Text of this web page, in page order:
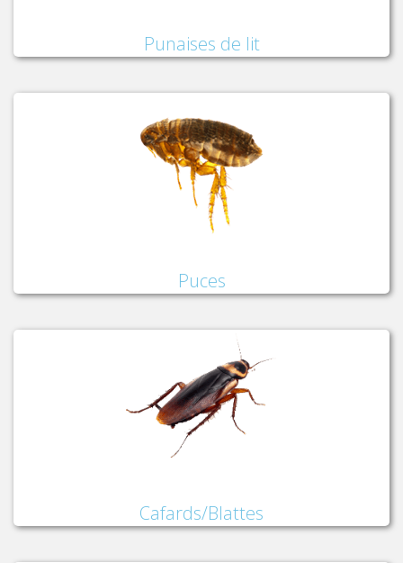
Punaises de lit
Puces
Cafards/Blattes